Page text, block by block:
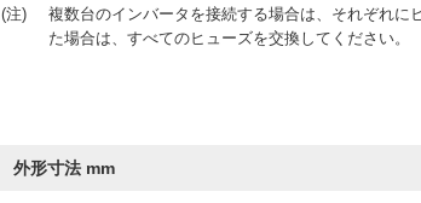
(注)
複数台のインバータを接続する場合は、それぞれ
た場合は、すべてのヒューズを交換してください。
外形寸法 mm